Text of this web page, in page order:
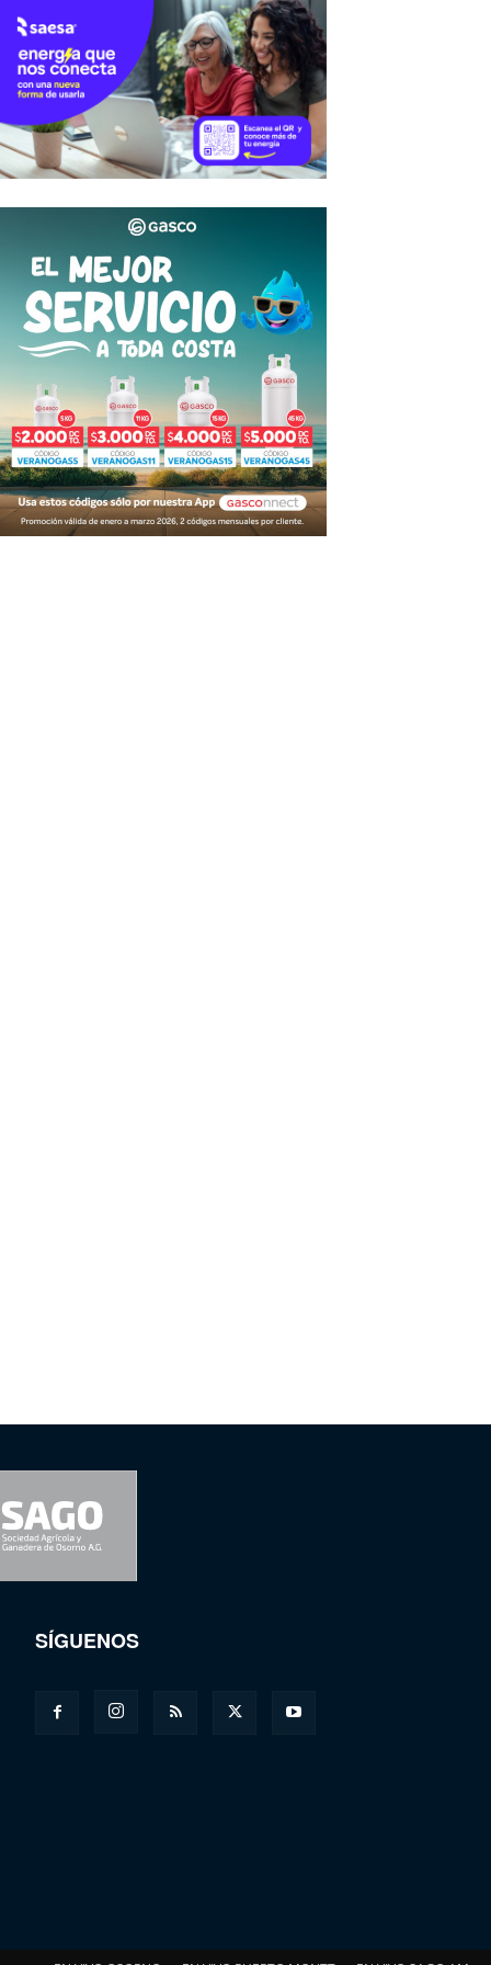
SÍGUENOS